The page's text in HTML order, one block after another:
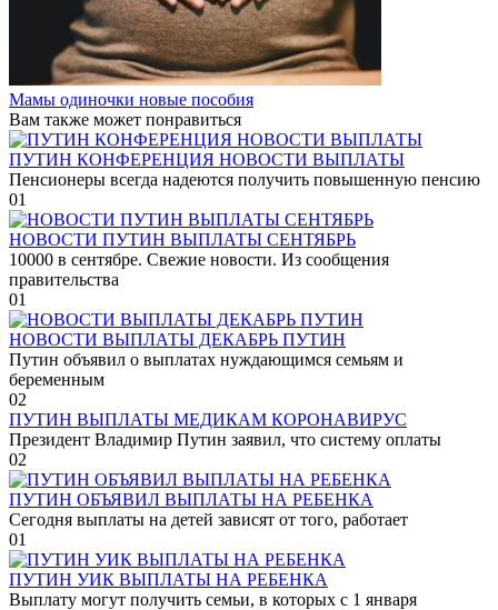
Мамы одиночки новые пособия
Вам также может понравиться
ПУТИН КОНФЕРЕНЦИЯ НОВОСТИ ВЫПЛАТЫ
Пенсионеры всегда надеются получить повышенную пенсию
01
НОВОСТИ ПУТИН ВЫПЛАТЫ СЕНТЯБРЬ
10000 в сентябре. Свежие новости. Из сообщения
правительства
01
НОВОСТИ ВЫПЛАТЫ ДЕКАБРЬ ПУТИН
Путин объявил о выплатах нуждающимся семьям и
беременным
02
ПУТИН ВЫПЛАТЫ МЕДИКАМ КОРОНАВИРУС
Президент Владимир Путин заявил, что систему оплаты
02
ПУТИН ОБЪЯВИЛ ВЫПЛАТЫ НА РЕБЕНКА
Сегодня выплаты на детей зависят от того, работает
01
ПУТИН УИК ВЫПЛАТЫ НА РЕБЕНКА
Выплату могут получить семьи, в которых с 1 января